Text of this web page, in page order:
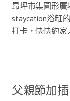
昂坪市集圓形
staycation浴缸
打卡，快快約家
父親節加